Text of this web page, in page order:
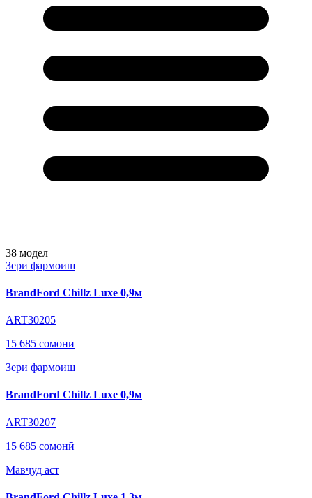
38 модел
Зери фармоиш
BrandFord Chillz Luxe 0,9м
ART30205
15 685 сомонӣ
Зери фармоиш
BrandFord Chillz Luxe 0,9м
ART30207
15 685 сомонӣ
Мавҷуд аст